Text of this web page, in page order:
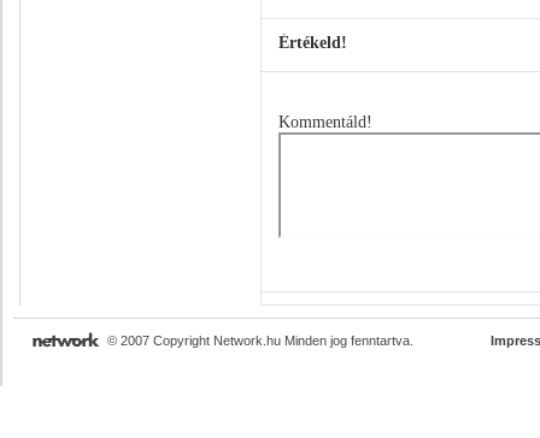
Értékeld!
Kommentáld!
© 2007 Copyright Network.hu Minden jog fenntartva.